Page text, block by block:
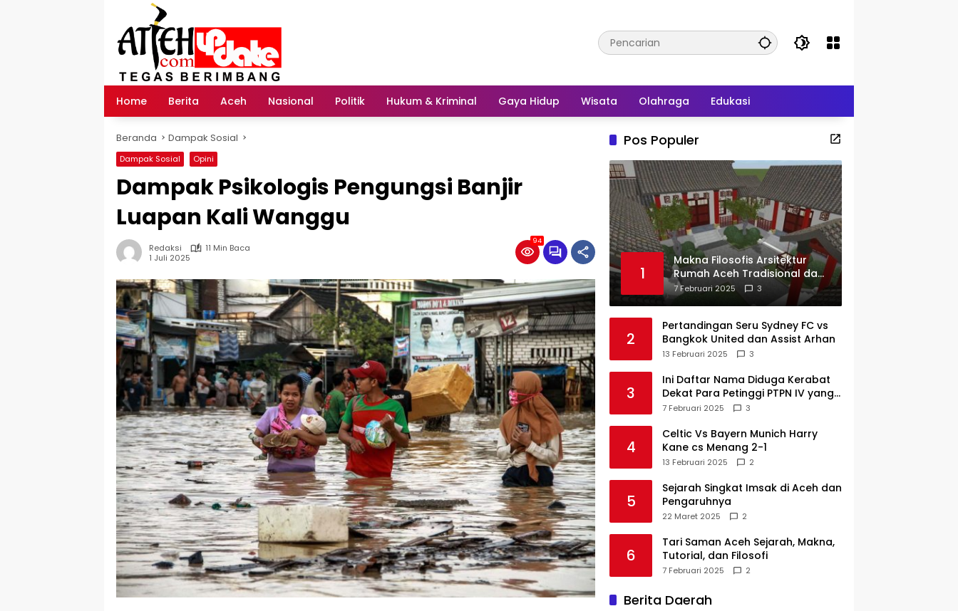
Home Berita Aceh Nasional Politik Hukum & Kriminal Gaya Hidup Wisata Olahraga Edukasi
Beranda Dampak Sosial
Dampak Sosial Opini
Dampak Psikologis Pengungsi Banjir
Luapan Kali Wanggu
Redaksi
11 Min Baca
1 Juli 2025
94
Pos Populer
1
Makna Filosofis Arsitektur
Rumah Aceh Tradisional dan
Sejarah Perkembangannya
7 Februari 2025 3
2
Pertandingan Seru Sydney FC vs
Bangkok United dan Assist Arhan
13 Februari 2025 3
3
Ini Daftar Nama Diduga Kerabat
Dekat Para Petinggi PTPN IV yang
Lulus PKWT
7 Februari 2025 3
4
Celtic Vs Bayern Munich Harry
Kane cs Menang 2-1
13 Februari 2025 2
5
Sejarah Singkat Imsak di Aceh dan
Pengaruhnya
22 Maret 2025 2
6
Tari Saman Aceh Sejarah, Makna,
Tutorial, dan Filosofi
7 Februari 2025 2
Berita Daerah